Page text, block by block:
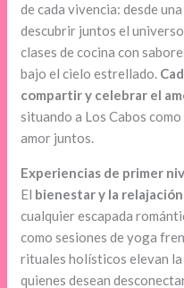
de cada vivencia: desde
descubrir juntos el
clases de cocina con
bajo el cielo estrellado.
compartir y celebrar el
situando a Los Cabos
amor juntos.
Experiencias de primer
El bienestar y la relajación
cualquier escapada
como sesiones de yoga
rituales holísticos elevan
quienes desean